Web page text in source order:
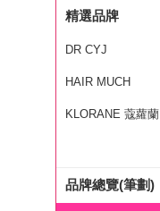
精選品牌
DR CYJ
HAIR MUCH
KLORANE 蔻蘿蘭
品牌總覽(筆劃)